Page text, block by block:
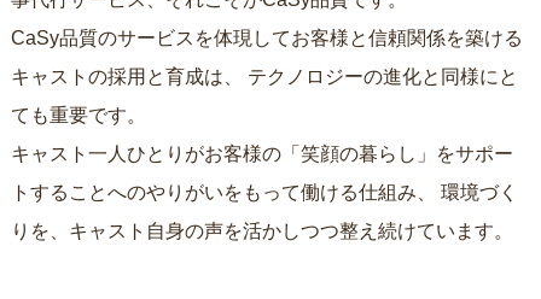
CaSy品質のサービスを体現してお客様と信頼関係を築ける
キャストの採用と育成は、
ても重要です。
キャスト一人ひとりがお客様の「笑顔の暮らし」をサポー
トすることへのやりがいをもって働ける仕組み、
りを、キャスト自身の声を活かしつつ整え続けています。